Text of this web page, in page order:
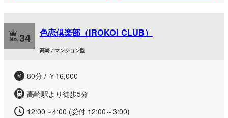
ぐします。 お仕事帰りの夜遅い時間や、休日のお出かけの合
間など、ご都合に合わせて至福の時間をご堪能いただけます。
カード決済にも対応した快適な環境で、特別なご褒美タイムを
お楽しみください。
34 色恋倶楽部（IROKOI CLUB）
高崎 / マンション型
80分 / ￥16,000
高崎駅より徒歩5分
12:00～4:00 (受付 12:00～3:00)